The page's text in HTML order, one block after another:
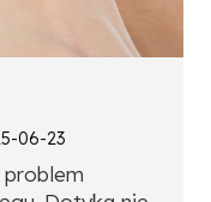
06-23